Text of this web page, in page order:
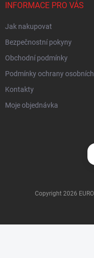
INFORMACE PRO VÁS
Jak nakupovat
Bezpečnostní pokyny
Obchodní podmínky
Podmínky ochrany
Kontakty
Moje objednávka
Copyright 2026